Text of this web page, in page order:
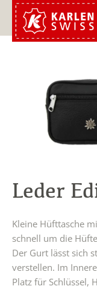
Leder
Kleine Hüfttasche
schnell um die
Der Gurt lässt sich
verstellen. Im
Platz für Schlüssel,